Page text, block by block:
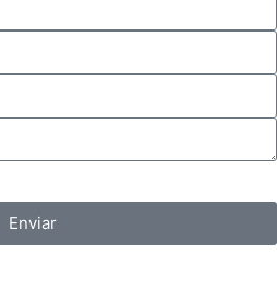
Enviar